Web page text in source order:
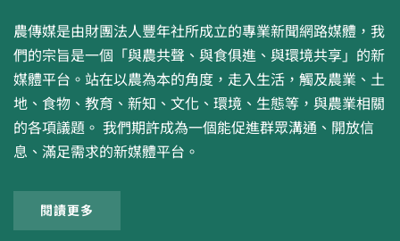
農傳媒是由財團法人豐年社所成立的專業新聞網路媒體，我
們的宗旨是一個「與農共聲、與食俱進、與環境共享」的新
媒體平台。站在以農為本的角度，走入生活，觸及農業、土
地、食物、教育、新知、文化、環境、生態等，與農業相關
的各項議題。 我們期許成為一個能促進群眾溝通、開放信
息、滿足需求的新媒體平台。
閱讀更多